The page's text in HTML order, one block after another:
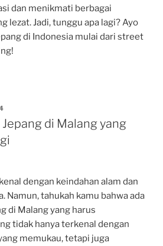
dan menikmati berbagai
lezat. Jadi, tunggu apa lagi? Ayo
di Indonesia mulai dari street
di Malang yang
dengan keindahan alam dan
Namun, tahukah kamu bahwa ada
di Malang yang harus
tidak hanya terkenal dengan
memukau, tetapi juga